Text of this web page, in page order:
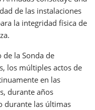
de las instalaciones
la integridad física de
de la Sonda de
los múltiples actos de
en las
durante años
durante las últimas